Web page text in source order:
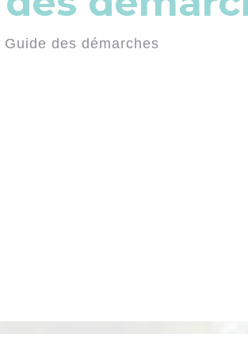
Guide des démarches